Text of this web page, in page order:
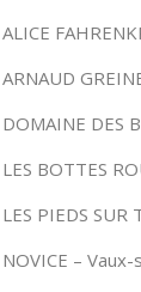
ALICE
ARNAUD
DOMAINE DES
LES BOTTES
LES PIEDS SUR
NOVICE –